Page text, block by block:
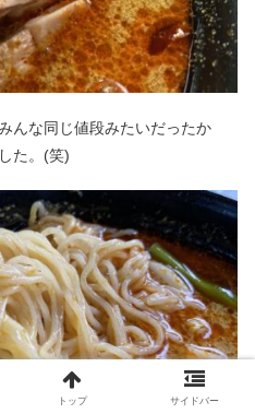
んな同じ値段みたいだったか
た。(笑)
トップ サイドバー